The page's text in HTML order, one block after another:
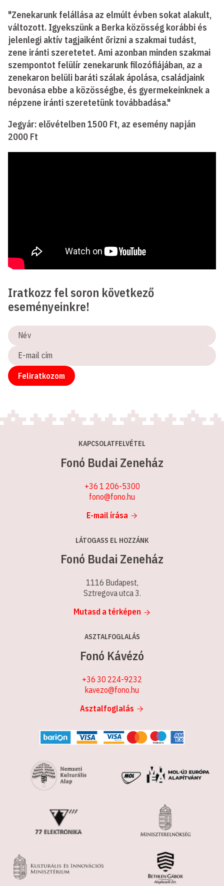
"Zenekarunk felállása az elmúlt évben sokat alakult,
változott. Igyekszünk a Berka közösség korábbi és
jelenlegi aktív tagjaiként őrizni a szakmai tudást,
zene iránti szeretetet. Ami azonban minden szakmai
szempontot felülír zenekarunk filozófiájában, az a
zenekaron belüli baráti szálak ápolása, családjaink
bevonása ebbe a közösségbe, és gyermekeinknek a
népzene iránti szeretetünk továbbadása."
Jegyár: elővételben 1500 Ft, az esemény napján
2000 Ft
Iratkozz fel soron következő
eseményeinkre!
Név
E-
mail
cím
Feliratkozom
KAPCSOLATFELVÉTEL
Fonó Budai Zeneház
+36 1 206-5300
fono@fono.hu
E-mail írása
LÁTOGASS EL HOZZÁNK
Fonó Budai Zeneház
1116 Budapest,
Sztregova utca 3.
Mutasd a térképen
ASZTALFOGLALÁS
Fonó Kávézó
+36 30 224-9232
kavezo@fono.hu
Asztalfoglalás